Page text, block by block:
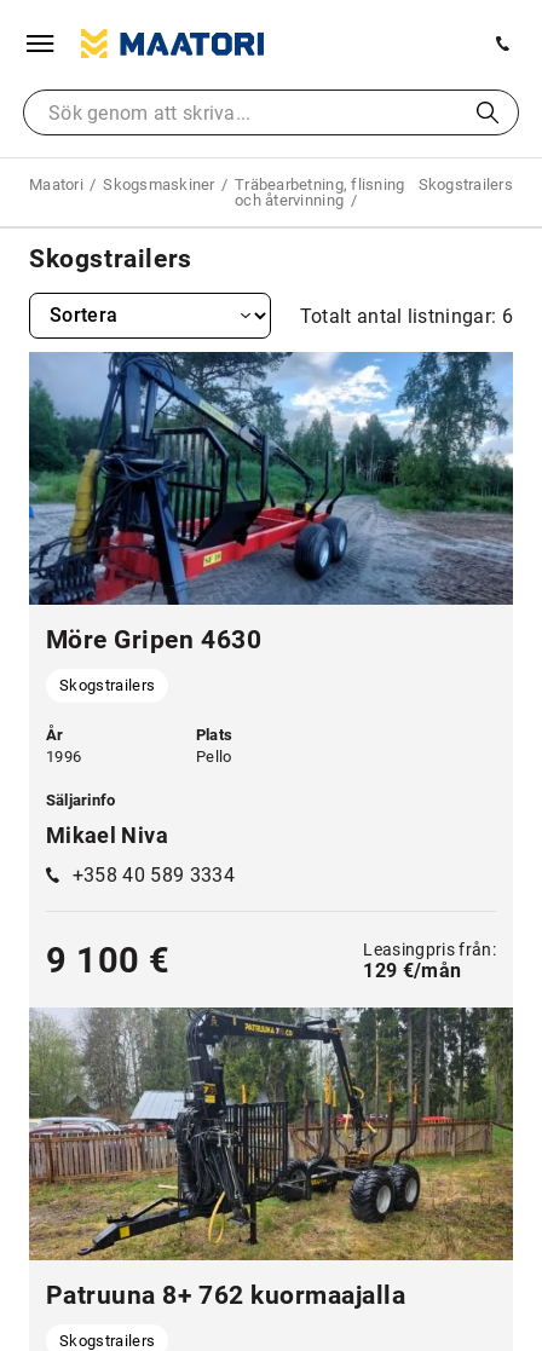
Maatori Skogsmaskiner
Träbearbetning, flisning
och återvinning
Skogstrailers
Skogstrailers
Totalt antal listningar: 6
Möre Gripen 4630
Skogstrailers
År
1996
Plats
Pello
Säljarinfo
Mikael Niva
+358 40 589 3334
9 100 € Leasingpris från:
129 €/mån
Patruuna 8+ 762 kuormaajalla
Skogstrailers